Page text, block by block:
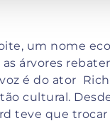
um nome
árvores
é do ator
cultural.
teve que